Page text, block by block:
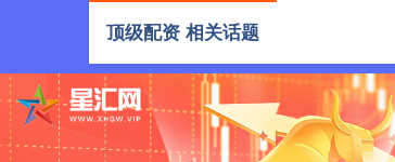
顶级配资 相关话题